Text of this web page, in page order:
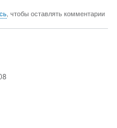
, чтобы оставлять комментарии